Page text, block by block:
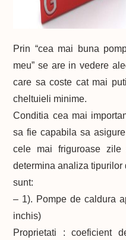
Prin “cea mai buna
meu” se are in vedere
care sa coste cat mai
cheltuieli minime.
Conditia cea mai
sa fie capabila sa
cele mai friguroase zile
determina analiza tipurilor
sunt:
– 1). Pompe de caldura
inchis)
Proprietati : coeficient